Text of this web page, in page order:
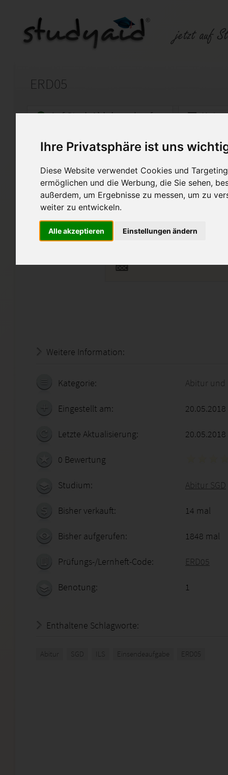
Ihre Privatsphäre ist uns
Diese Website verwendet Cookies und
ermöglichen und die Werbung, die Sie sehen,
außerdem, um Ergebnisse zu messen, um zu
weiter zu entwickeln.
Alle akzeptieren Einstellungen ändern
ERD05
Auf StudyAid.de verkaufen
Startseite Abitur und Hochschule
Abitur SGD Lösung
Lösung Einsendeaufgabe Abitur
Weitere Information:
Kategorie: Abitur und
Eingestellt am:
Letzte Aktualisierung: 20.05.2018
0 Bewertung
Studium: Abitur SGD
Bisher verkauft: 14 mal
Bisher aufgerufen: 1848 mal
Prüfungs-/Lernheft-Code: ERD05
Benotung: 1
Enthaltene Schlagworte:
Abitur SGD ILS Einsendeaufgabe ERD05